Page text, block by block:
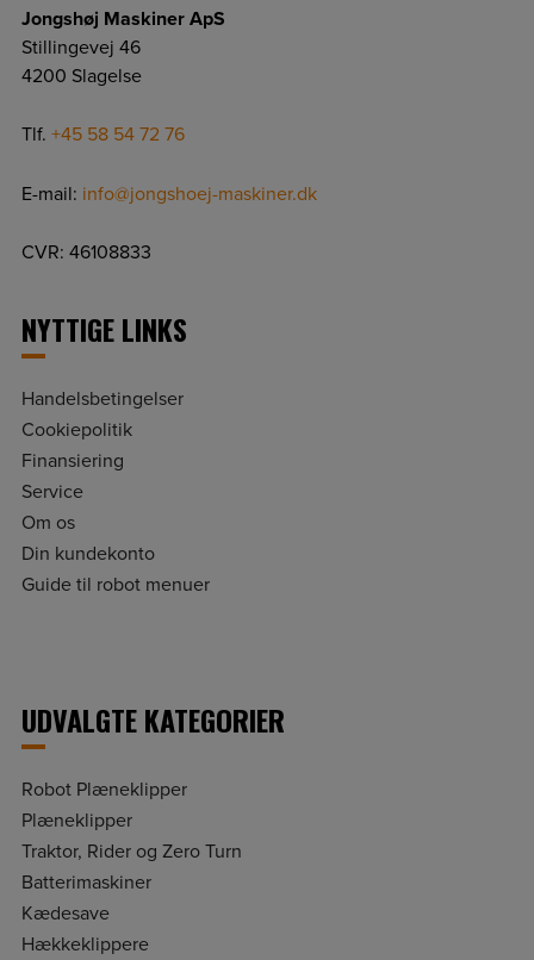
Jongshøj Maskiner ApS
Stillingevej 46
4200 Slagelse
Tlf. +45 58 54 72 76
E-mail: info@jongshoej-maskiner.dk
CVR: 46108833
NYTTIGE LINKS
Handelsbetingelser
Cookiepolitik
Finansiering
Service
Om os
Din kundekonto
Guide til robot menuer
UDVALGTE KATEGORIER
Robot Plæneklipper
Plæneklipper
Traktor, Rider og Zero Turn
Batterimaskiner
Kædesave
Hækkeklippere